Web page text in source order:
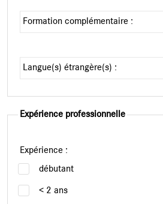
Formation complémentaire :
Langue(s) étrangère(s) :
Expérience professionnelle
Expérience :
débutant
< 2 ans